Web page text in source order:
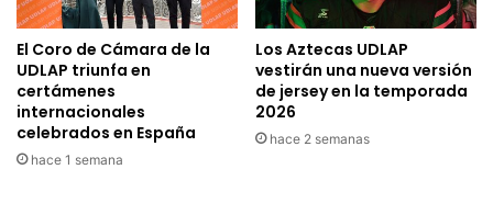
El Coro de Cámara de la
UDLAP triunfa en
certámenes
internacionales
celebrados en España
hace 1 semana
Los Aztecas UDLAP
vestirán una nueva versión
de jersey en la temporada
2026
hace 2 semanas